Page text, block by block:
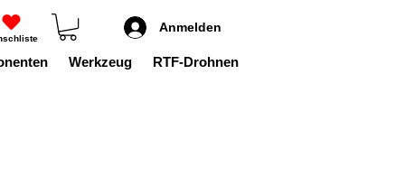
Anmelden
Werkzeug RTF-Drohnen